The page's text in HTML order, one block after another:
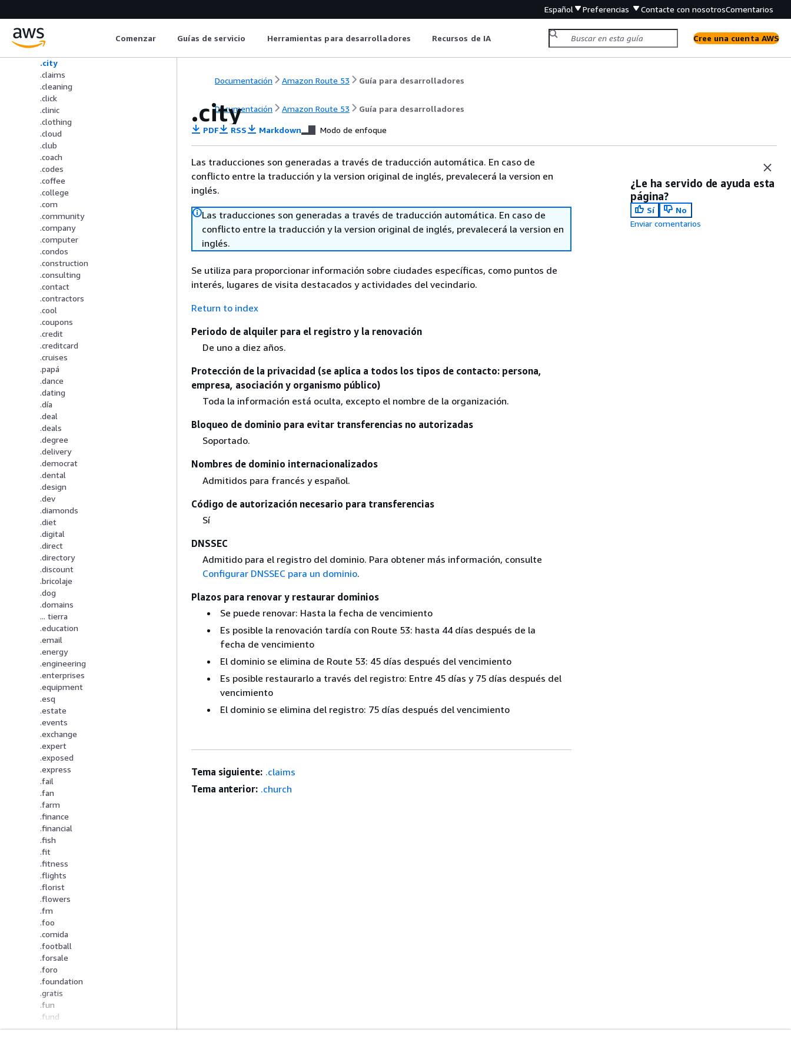
Español Preferencias Contacte con nosotrosComentarios
Comenzar Guías de servicio Herramientas para desarrolladores Recursos de IA Cree una cuenta AWS
.cheap
.christmas
.city
.claims
.cleaning
.click
.clinic
.clothing
.cloud
.club
.coach
.codes
.coffee
.college
.com
.community
.company
.computer
.condos
.construction
.consulting
.contact
.contractors
.cool
.coupons
.credit
.creditcard
.cruises
.papá
.dance
.dating
.día
.deal
.deals
.degree
.delivery
.democrat
.dental
.design
.dev
.diamonds
.diet
.digital
.direct
.directory
.discount
.bricolaje
.dog
.domains
... tierra
.education
.email
.energy
.engineering
.enterprises
.equipment
.esq
.estate
.events
.exchange
.expert
.exposed
.express
.fail
.fan
.farm
.finance
.financial
.fish
.fit
.fitness
.flights
.florist
.flowers
.fm
.foo
.comida
.football
.forsale
.foro
.foundation
.gratis
.fun
.fund
.furniture
Documentación Amazon Route 53 Guía para desarrolladores
Documentación Amazon Route 53 Guía para desarrolladores
.city
PDF RSS Markdown Modo de enfoque
Las traducciones son generadas a través de traducción automática. En caso de
conflicto entre la traducción y la version original de inglés, prevalecerá la version en
inglés.
Las traducciones son generadas a través de traducción automática. En caso de
conflicto entre la traducción y la version original de inglés, prevalecerá la version en
inglés.
Se utiliza para proporcionar información sobre ciudades específicas, como puntos de
interés, lugares de visita destacados y actividades del vecindario.
Return to index
Periodo de alquiler para el registro y la renovación
De uno a diez años.
Protección de la privacidad (se aplica a todos los tipos de contacto: persona,
empresa, asociación y organismo público)
Toda la información está oculta, excepto el nombre de la organización.
Bloqueo de dominio para evitar transferencias no autorizadas
Soportado.
Nombres de dominio internacionalizados
Admitidos para francés y español.
Código de autorización necesario para transferencias
Sí
DNSSEC
Admitido para el registro del dominio. Para obtener más información, consulte
Configurar DNSSEC para un dominio.
Plazos para renovar y restaurar dominios
Se puede renovar: Hasta la fecha de vencimiento
Es posible la renovación tardía con Route 53: hasta 44 días después de la
fecha de vencimiento
El dominio se elimina de Route 53: 45 días después del vencimiento
Es posible restaurarlo a través del registro: Entre 45 días y 75 días después del
vencimiento
El dominio se elimina del registro: 75 días después del vencimiento
¿Le ha servido de ayuda esta
página?
Sí
No
Enviar comentarios
Tema siguiente: .claims
Tema anterior: .church